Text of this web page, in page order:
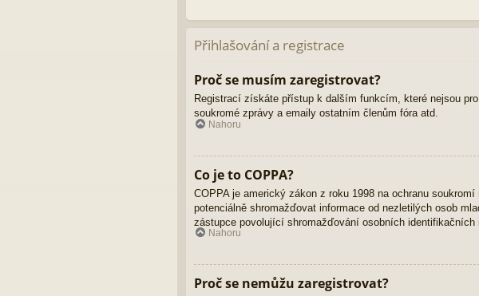
Přihlašování a registrace
Proč se musím zaregistrovat?
Registrací získáte přístup k dalším funkcím, které nejsou
soukromé zprávy a emaily ostatním členům fóra atd.
Nahoru
Co je to COPPA?
COPPA je americký zákon z roku 1998 na ochranu
potenciálně shromažďovat informace od nezletilých osob
zástupce povolující shromažďování osobních
Nahoru
Proč se nemůžu zaregistrovat?